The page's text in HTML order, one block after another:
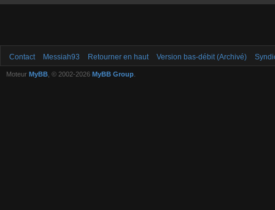
Contact Messiah93 Retourner en haut Version bas-débit (Archivé)
Moteur MyBB , © 2002-2026 MyBB Group